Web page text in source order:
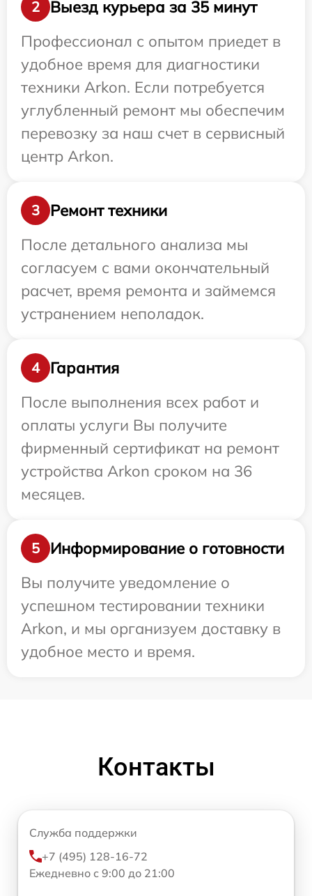
2
Выезд курьера за 35 минут
Профессионал с опытом приедет в
удобное время для диагностики
техники Arkon. Если потребуется
углубленный ремонт мы обеспечим
перевозку за наш счет в сервисный
центр Arkon.
3
Ремонт техники
После детального анализа мы
согласуем с вами окончательный
расчет, время ремонта и займемся
устранением неполадок.
4
Гарантия
После выполнения всех работ и
оплаты услуги Вы получите
фирменный сертификат на ремонт
устройства Arkon сроком на 36
месяцев.
5
Информирование о готовности
Вы получите уведомление о
успешном тестировании техники
Arkon, и мы организуем доставку в
удобное место и время.
Контакты
Служба поддержки
+7 (495) 128-16-72
Ежедневно с 9:00 до 21:00